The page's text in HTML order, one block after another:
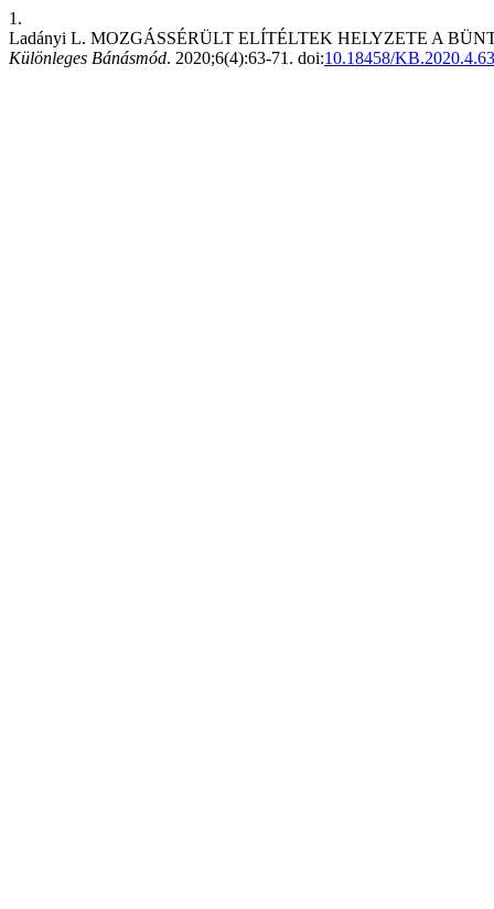
1.
Ladányi L. MOZGÁSSÉRÜLT ELÍTÉLTEK HELYZETE A
Különleges Bánásmód. 2020;6(4):63-71. doi:10.18458/KB.2020.4.63